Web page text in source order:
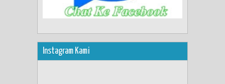
Instagram Kami